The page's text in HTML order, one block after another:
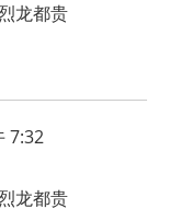
龙都贵
7:32
龙都贵